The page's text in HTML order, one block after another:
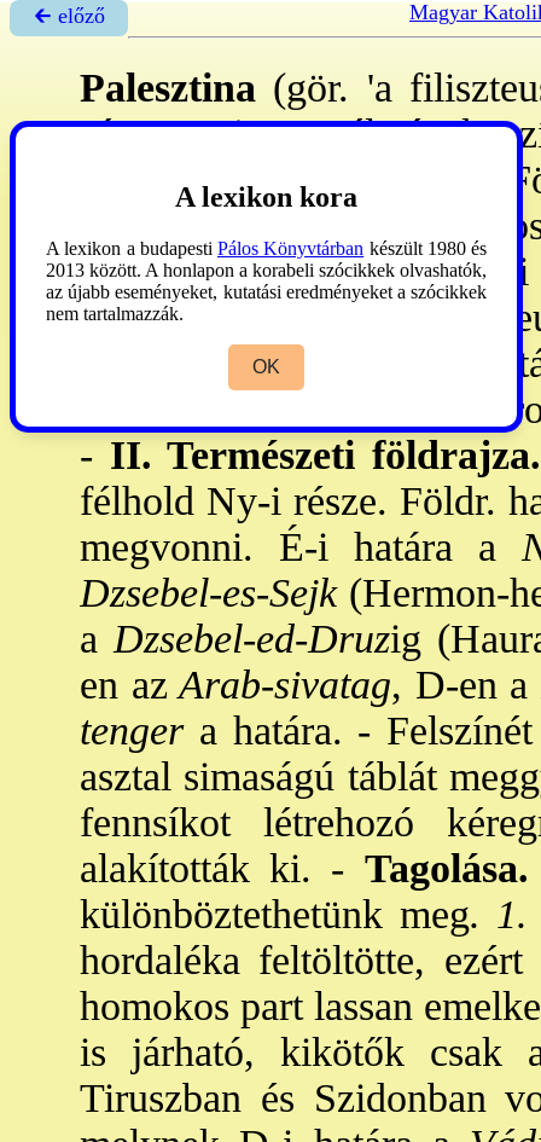
🡰 előző Magyar
Palesztina (gör. 'a
Jézus Krisztus életének
hajósok és kereskedők a
e. az 5. sz-tól két részre
sávot a föníciaiakról, a D-
elGé Palaisztiné
, 'a
Kohba-felkelés leverése
adták a ~ nevet. Az óker.
- II. Természeti földrajza.
félhold Ny-i része. Földr.
megvonni. É-i határa a
Dzsebel-es-Sejk(Hermon-
a Dzsebel-ed-Druzig
en az Arab-sivatag, D-en a
tengera határa. -
asztal simaságú táblát
fennsíkot létrehozó
alakították ki. -
különböztethetünk meg. 1.
hordaléka feltöltötte,
homokos part lassan
is járható, kikötők csak
Tiruszban és Szidonban
A lexikon kora
A lexikon a budapesti Pálos Könyvtárban készült 1980 és
2013 között. A honlapon a korabeli szócikkek olvashatók,
az újabb eseményeket, kutatási eredményeket a szócikkek
nem tartalmazzák.
OK